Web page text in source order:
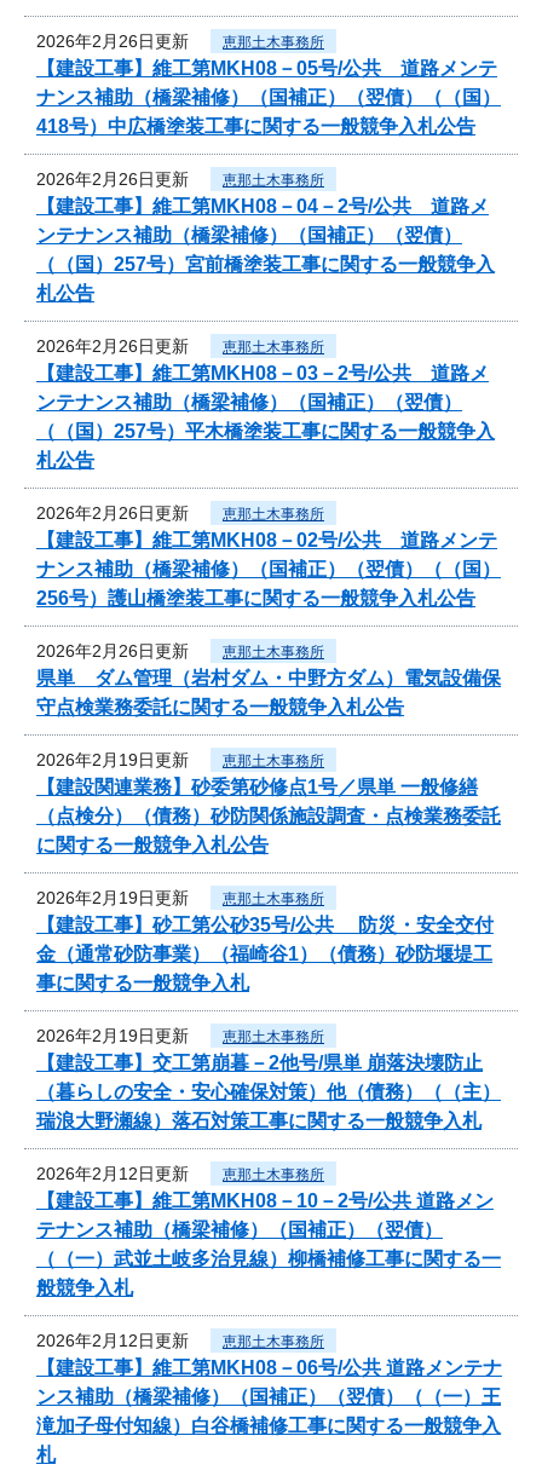
2026年2月26日更新 恵那土木事務所
【建設工事】維工第MKH08－05号/公共 道路メンテ
ナンス補助（橋梁補修）（国補正）（翌債）（（国）
418号）中広橋塗装工事に関する一般競争入札公告
2026年2月26日更新 恵那土木事務所
【建設工事】維工第MKH08－04－2号/公共 道路メ
ンテナンス補助（橋梁補修）（国補正）（翌債）
（（国）257号）宮前橋塗装工事に関する一般競争入
札公告
2026年2月26日更新 恵那土木事務所
【建設工事】維工第MKH08－03－2号/公共 道路メ
ンテナンス補助（橋梁補修）（国補正）（翌債）
（（国）257号）平木橋塗装工事に関する一般競争入
札公告
2026年2月26日更新 恵那土木事務所
【建設工事】維工第MKH08－02号/公共 道路メンテ
ナンス補助（橋梁補修）（国補正）（翌債）（（国）
256号）護山橋塗装工事に関する一般競争入札公告
2026年2月26日更新 恵那土木事務所
県単 ダム管理（岩村ダム・中野方ダム）電気設備保
守点検業務委託に関する一般競争入札公告
2026年2月19日更新 恵那土木事務所
【建設関連業務】砂委第砂修点1号／県単 一般修繕
（点検分）（債務）砂防関係施設調査・点検業務委託
に関する一般競争入札公告
2026年2月19日更新 恵那土木事務所
【建設工事】砂工第公砂35号/公共 防災・安全交付
金（通常砂防事業）（福崎谷1）（債務）砂防堰堤工
事に関する一般競争入札
2026年2月19日更新 恵那土木事務所
【建設工事】交工第崩暮－2他号/県単 崩落決壊防止
（暮らしの安全・安心確保対策）他（債務）（（主）
瑞浪大野瀬線）落石対策工事に関する一般競争入札
2026年2月12日更新 恵那土木事務所
【建設工事】維工第MKH08－10－2号/公共 道路メン
テナンス補助（橋梁補修）（国補正）（翌債）
（（一）武並土岐多治見線）柳橋補修工事に関する一
般競争入札
2026年2月12日更新 恵那土木事務所
【建設工事】維工第MKH08－06号/公共 道路メンテナ
ンス補助（橋梁補修）（国補正）（翌債）（（一）王
滝加子母付知線）白谷橋補修工事に関する一般競争入
札